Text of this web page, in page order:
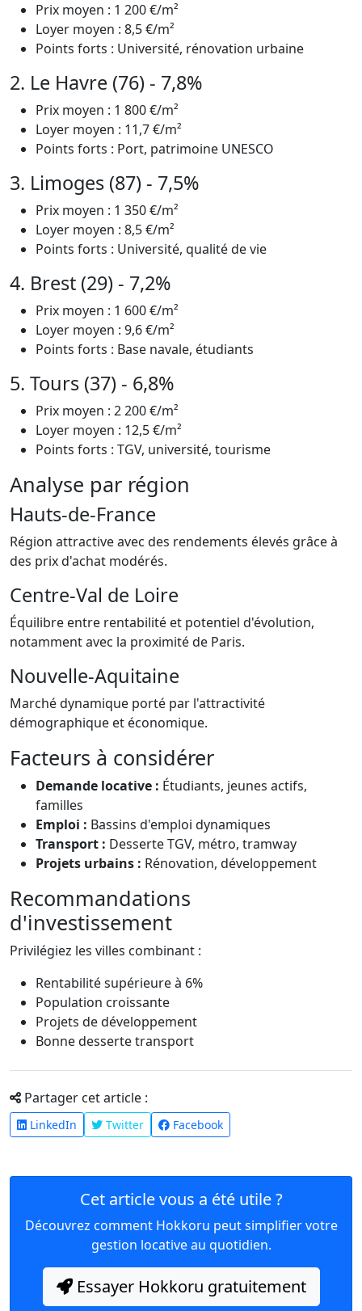
Prix moyen : 1 200 €/m²
Loyer moyen : 8,5 €/m²
Points forts : Université, rénovation urbaine
2. Le Havre (76) - 7,8%
Prix moyen : 1 800 €/m²
Loyer moyen : 11,7 €/m²
Points forts : Port, patrimoine UNESCO
3. Limoges (87) - 7,5%
Prix moyen : 1 350 €/m²
Loyer moyen : 8,5 €/m²
Points forts : Université, qualité de vie
4. Brest (29) - 7,2%
Prix moyen : 1 600 €/m²
Loyer moyen : 9,6 €/m²
Points forts : Base navale, étudiants
5. Tours (37) - 6,8%
Prix moyen : 2 200 €/m²
Loyer moyen : 12,5 €/m²
Points forts : TGV, université, tourisme
Analyse par région
Hauts-de-France
Région attractive avec des rendements élevés grâce à
des prix d'achat modérés.
Centre-Val de Loire
Équilibre entre rentabilité et potentiel d'évolution,
notamment avec la proximité de Paris.
Nouvelle-Aquitaine
Marché dynamique porté par l'attractivité
démographique et économique.
Facteurs à considérer
Demande locative : Étudiants, jeunes actifs,
familles
Emploi : Bassins d'emploi dynamiques
Transport : Desserte TGV, métro, tramway
Projets urbains : Rénovation, développement
Recommandations
d'investissement
Privilégiez les villes combinant :
Rentabilité supérieure à 6%
Population croissante
Projets de développement
Bonne desserte transport
Partager cet article :
LinkedIn Twitter Facebook
Cet article vous a été utile ?
Découvrez comment Hokkoru peut simplifier votre
gestion locative au quotidien.
Essayer Hokkoru gratuitement